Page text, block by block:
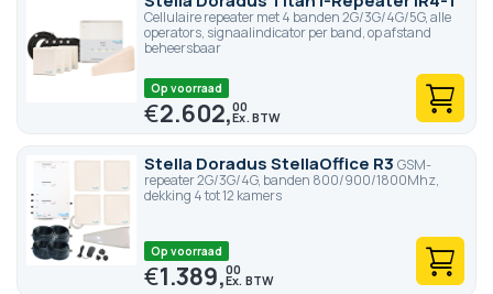
Cellulaire repeater met 4 banden 2G/3G/4G/5G, alle
operators, signaalindicator per band, op afstand
beheersbaar
Op voorraad
€2.602,00
Stella Doradus StellaOffice R3 GSM-
repeater 2G/3G/4G, banden 800/900/1800Mhz,
dekking 4 tot 12 kamers
Op voorraad
€1.389,00